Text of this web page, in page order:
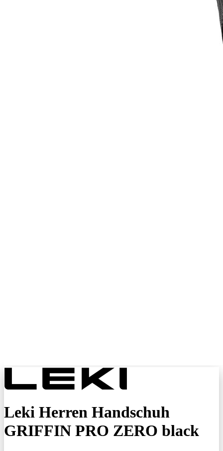
Leki Herren Handschuh
GRIFFIN PRO ZERO black